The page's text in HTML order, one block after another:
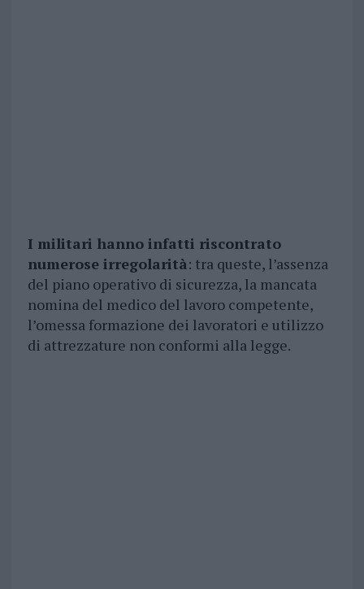
I militari hanno infatti riscontrato
numerose irregolarità: tra queste, l’assenza
del piano operativo di sicurezza, la mancata
nomina del medico del lavoro competente,
l’omessa formazione dei lavoratori e utilizzo
di attrezzature non conformi alla legge.